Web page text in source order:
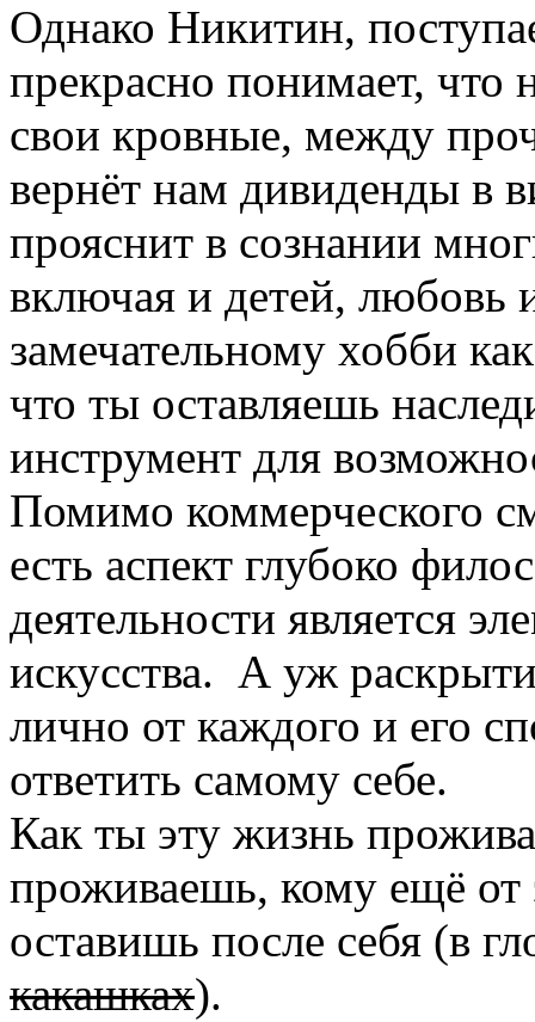
Однако Никитин,
прекрасно понимает, что
свои кровные, между
вернёт нам дивиденды в
прояснит в сознании
включая и детей, любовь
замечательному хобби
что ты оставляешь
инструмент для
Помимо коммерческого
есть аспект глубоко
деятельности является
искусства. А уж
лично от каждого и его
ответить самому себе.
Как ты эту жизнь
проживаешь, кому ещё
оставишь после себя (в
какашках).